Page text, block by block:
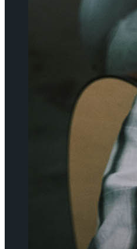
이팅 경기 결과
[현장스케치] 김민
최진아, 2026 ISU 피
프리 스케이팅 경기
Trending Tags
2026 ISU 피겨 JGP
[현장스케치] 김민
최진아, 2026 ISU 피
프리 스케이팅 경기 결